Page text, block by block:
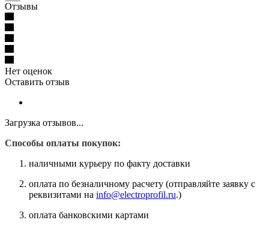
Отзывы
Нет оценок
Оставить отзыв
Загрузка отзывов...
Способы оплаты покупок:
наличными курьеру по факту доставки
оплата по безналичному расчету (отправляйте заявку с
реквизитами на info@electroprofil.ru.)
оплата банковскими картами